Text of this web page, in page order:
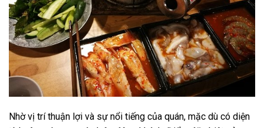
Nhờ vị trí thuận lợi và sự nổi tiếng của quán, mặc dù có diện